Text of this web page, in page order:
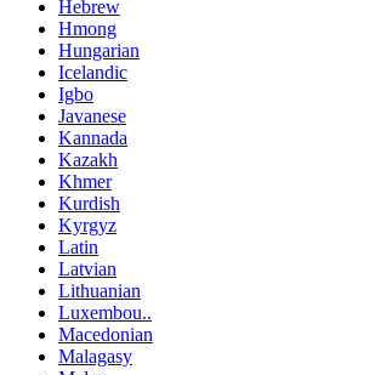
Hebrew
Hmong
Hungarian
Icelandic
Igbo
Javanese
Kannada
Kazakh
Khmer
Kurdish
Kyrgyz
Latin
Latvian
Lithuanian
Luxembou..
Macedonian
Malagasy